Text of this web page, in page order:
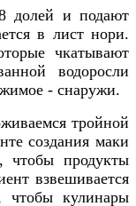
долей и подают
в лист нори.
чкатывают
водоросли
- снаружи.
тройной
создания маки
чтобы продукты
взвешивается
чтобы кулинары